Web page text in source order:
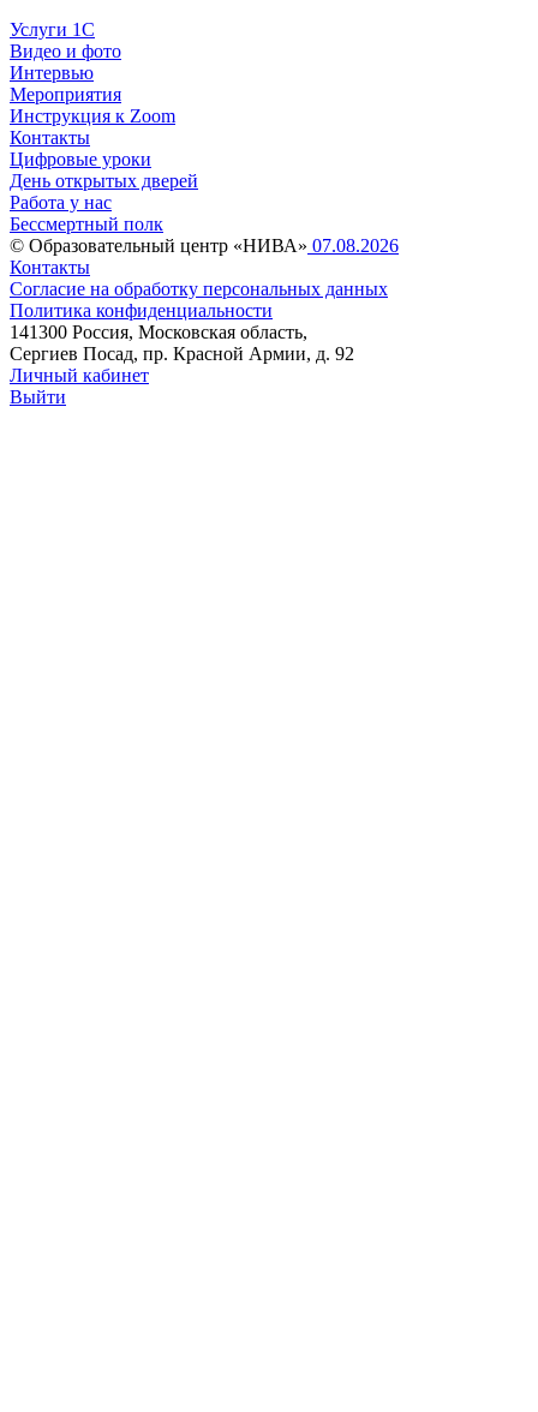
Услуги 1C
Видео и фото
Интервью
Мероприятия
Инструкция к Zoom
Контакты
Цифровые уроки
День открытых дверей
Работа у нас
Бессмертный полк
© Образовательный центр «НИВА» 07.08.2026
Контакты
Согласие на обработку персональных данных
Политика конфиденциальности
141300 Россия, Московская область,
Сергиев Посад, пр. Красной Армии, д. 92
Личный кабинет
Выйти